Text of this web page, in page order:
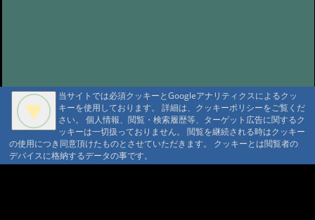
当サイトでは必須クッキーとGoogleアナリティクスによるクッ
キーを使用しております。 詳細は、クッキーポリシーをご覧くだ
さい。 個人情報、閲覧・検索履歴等、ターゲット広告に関するク
ッキーは一切扱っておりません。 閲覧を継続される時はクッキー
の使用につき同意頂けたものとさせていただきます。 クッキーとは閲覧者の
デバイスに格納するデータの事です。